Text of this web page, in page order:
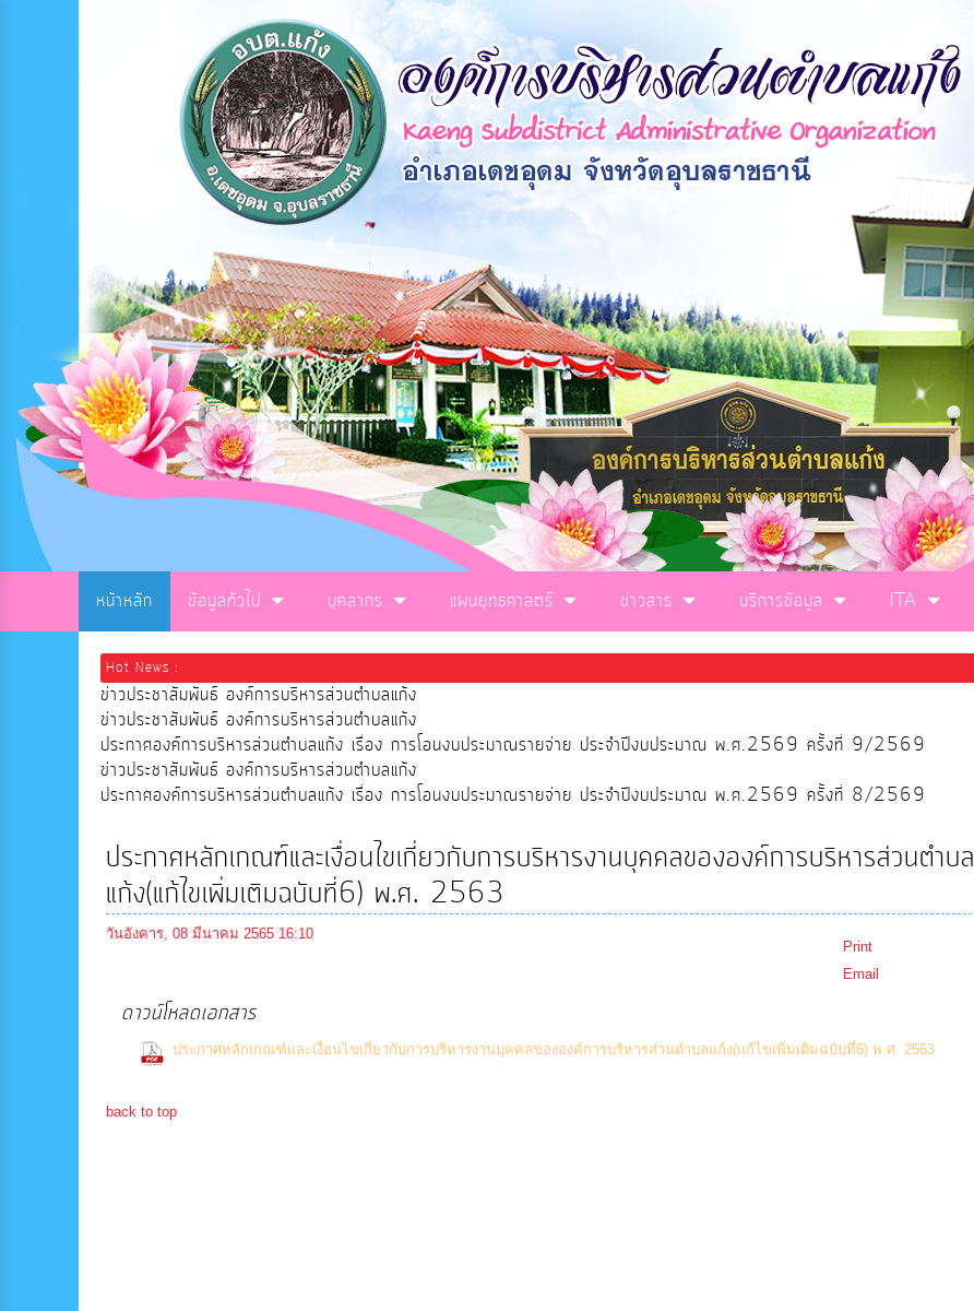
หน้าหลัก ข้อมูลทั่วไป บุคลากร แผนยุทธศาสตร์ ข่าวสาร บริการข้อมูล ITA
Hot News :
ข่าวประชาสัมพันธ์ องค์การบริหารส่วนตำบลแก้ง
ข่าวประชาสัมพันธ์ องค์การบริหารส่วนตำบลแก้ง
ประกาศองค์การบริหารส่วนตำบลแก้ง เรื่อง การโอนงบประมาณรายจ่าย ประจำปีงบประมาณ พ.ศ.2569 ครั้งที่ 9/2569
ข่าวประชาสัมพันธ์ องค์การบริหารส่วนตำบลแก้ง
ประกาศองค์การบริหารส่วนตำบลแก้ง เรื่อง การโอนงบประมาณรายจ่าย ประจำปีงบประมาณ พ.ศ.2569 ครั้งที่ 8/2569
ประกาศหลักเกณฑ์และเงื่อนไขเกี่ยวกับการบริหารงานบุคคลขององค์การบริหารส่วนตำบล
แก้ง(แก้ไขเพิ่มเติมฉบับที่6) พ.ศ. 2563
วันอังคาร, 08 มีนาคม 2565 16:10
Print
Email
ดาวน์โหลดเอกสาร
ประกาศหลักเกณฑ์และเงื่อนไขเกี่ยวกับการบริหารงานบุคคลขององค์การบริหารส่วนตำบลแก้ง(แก้ไขเพิ่มเติมฉบับที่6) พ.ศ. 2563
Downloads)
back to top